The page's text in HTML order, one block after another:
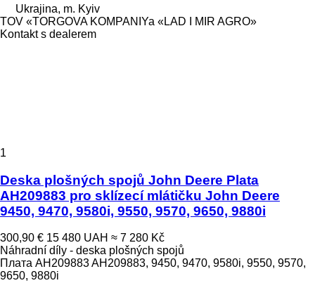
Ukrajina, m. Kyiv
TOV «TORGOVA KOMPANIYa «LAD I MIR AGRO»
Kontakt s dealerem
1
Deska plošných spojů John Deere Plata
AH209883 pro sklízecí mlátičku John Deere
9450, 9470, 9580i, 9550, 9570, 9650, 9880i
300,90 € 15 480 UAH ≈ 7 280 Kč
Náhradní díly - deska plošných spojů
Плата AH209883 AH209883, 9450, 9470, 9580i, 9550, 9570,
9650, 9880i